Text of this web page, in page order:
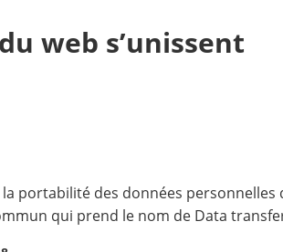
web s’unissent
portabilité des données personnelles
qui prend le nom de Data